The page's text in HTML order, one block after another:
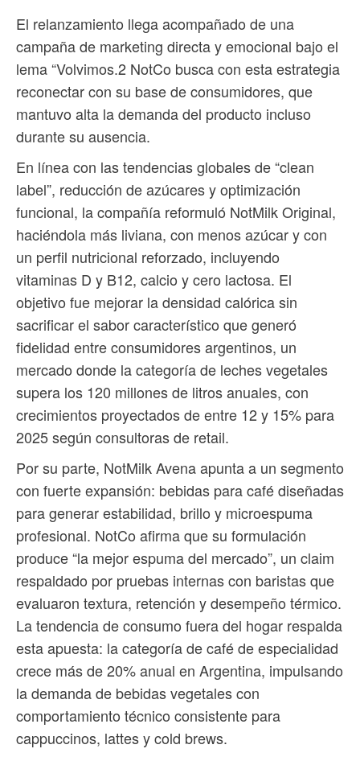
El relanzamiento llega acompañado de una
campaña de marketing directa y emocional bajo el
lema “Volvimos.2 NotCo busca con esta estrategia
reconectar con su base de consumidores, que
mantuvo alta la demanda del producto incluso
durante su ausencia.
En línea con las tendencias globales de “clean
label”, reducción de azúcares y optimización
funcional, la compañía reformuló NotMilk Original,
haciéndola más liviana, con menos azúcar y con
un perfil nutricional reforzado, incluyendo
vitaminas D y B12, calcio y cero lactosa. El
objetivo fue mejorar la densidad calórica sin
sacrificar el sabor característico que generó
fidelidad entre consumidores argentinos, un
mercado donde la categoría de leches vegetales
supera los 120 millones de litros anuales, con
crecimientos proyectados de entre 12 y 15% para
2025 según consultoras de retail.
Por su parte, NotMilk Avena apunta a un segmento
con fuerte expansión: bebidas para café diseñadas
para generar estabilidad, brillo y microespuma
profesional. NotCo afirma que su formulación
produce “la mejor espuma del mercado”, un claim
respaldado por pruebas internas con baristas que
evaluaron textura, retención y desempeño térmico.
La tendencia de consumo fuera del hogar respalda
esta apuesta: la categoría de café de especialidad
crece más de 20% anual en Argentina, impulsando
la demanda de bebidas vegetales con
comportamiento técnico consistente para
cappuccinos, lattes y cold brews.